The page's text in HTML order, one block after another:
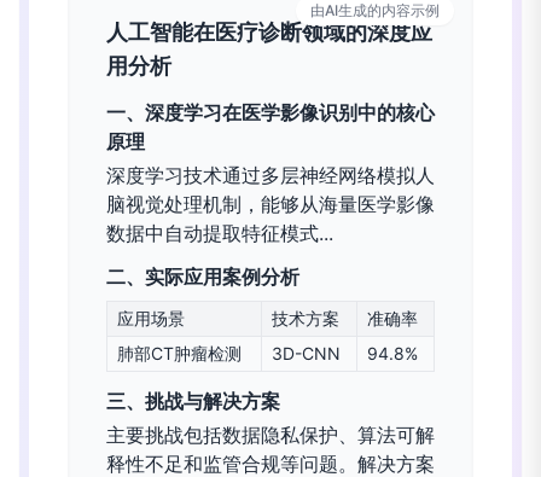
由AI生成的内容示例
人工智能在医疗诊断领域的深度应
用分析
一、深度学习在医学影像识别中的核心
原理
深度学习技术通过多层神经网络模拟人
脑视觉处理机制，能够从海量医学影像
数据中自动提取特征模式...
二、实际应用案例分析
应用场景 技术方案
准确率
肺部CT肿瘤检测
3D-CNN 94.8%
三、挑战与解决方案
主要挑战包括数据隐私保护、算法可解
释性不足和监管合规等问题。解决方案